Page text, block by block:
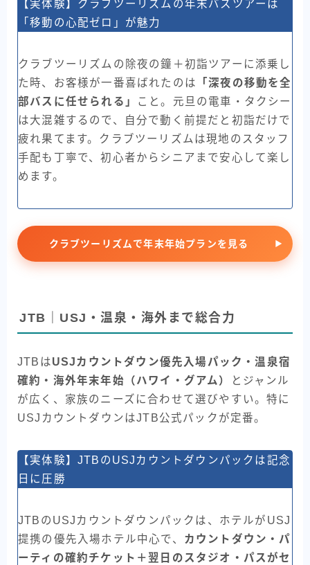
【実体験】クラブツーリズムの年末バスツアーは
「移動の心配ゼロ」が魅力
クラブツーリズムの除夜の鐘＋初詣ツアーに添乗し
た時、お客様が一番喜ばれたのは
「深夜の移動を全
部バスに任せられる」
こと。元旦の電車・タクシー
は大混雑するので、自分で動く前提だと初詣だけで
疲れ果てます。クラブツーリズムは現地のスタッフ
手配も丁寧で、初心者からシニアまで安心して楽し
めます。
クラブツーリズムで年末年始プランを見る
JTB｜USJ・温泉・海外まで総合力
JTBはUSJカウントダウン優先入場パック・温泉宿
確約・海外年末年始（ハワイ・グアム）
とジャンル
が広く、家族のニーズに合わせて選びやすい。特に
USJカウントダウンはJTB公式パックが定番。
【実体験】JTBのUSJカウントダウンパックは記念
日に圧勝
JTBのUSJカウントダウンパックは、ホテルがUSJ
提携の優先入場ホテル中心で、 カウントダウン・パ
ーティの確約チケット＋翌日のスタジオ・パスがセ